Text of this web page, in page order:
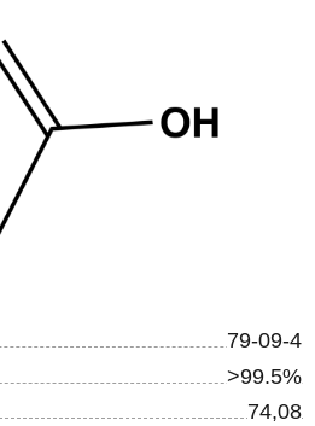
79-09-4
>99.5%
74,08